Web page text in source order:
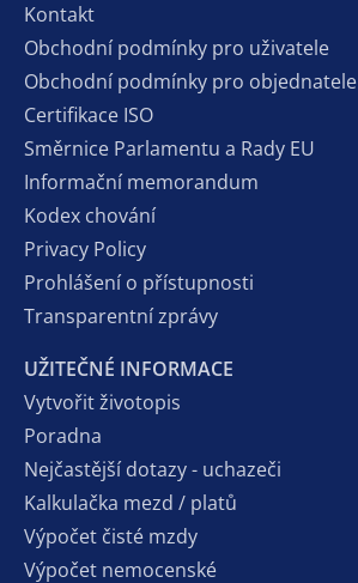
Kontakt
Obchodní podmínky pro uživatele
Obchodní podmínky pro objednatele
Certifikace ISO
Směrnice Parlamentu a Rady EU
Informační memorandum
Kodex chování
Privacy Policy
Prohlášení o přístupnosti
Transparentní zprávy
UŽITEČNÉ INFORMACE
Vytvořit životopis
Poradna
Nejčastější dotazy - uchazeči
Kalkulačka mezd / platů
Výpočet čisté mzdy
Výpočet nemocenské